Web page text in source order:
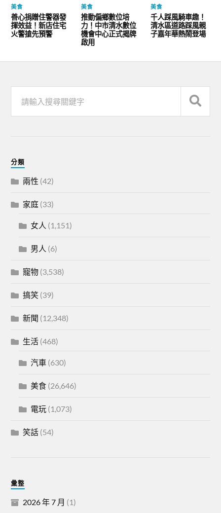
美食
善心捐贈住警器發
揮效益！新店住宅
火警搶先預警
美食
推動偏鄉數位培
力！中市清水數位
機會中心正式揭牌
啟用
美食
千人踩風騎車趣！
清水區道路踩風親
子嘉年華熱鬧登場
分類
兩性 (42)
家庭 (33)
女人 (1,151)
男人 (6)
寵物 (3,538)
搞笑 (39)
新聞 (12,348)
生活 (468)
汽車 (630)
美食 (26,646)
電玩 (1,073)
笑話 (54)
彙整
2026 年 7 月 (1)